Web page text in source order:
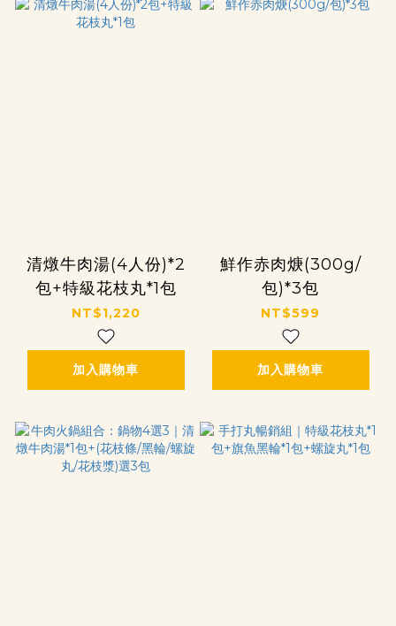
清燉牛肉湯(4人份)*2
包+特級花枝丸*1包
NT$1,220
加入購物車
鮮作赤肉焿(300g/
包)*3包
NT$599
加入購物車